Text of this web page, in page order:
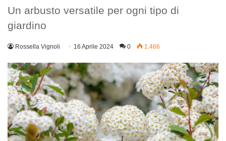
Un arbusto versatile per ogni tipo di
giardino
Rossella Vignoli 16 Aprile 2024 0 1.466